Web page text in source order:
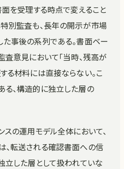
面を受理する時点で変えること
別監査も、長年の開示が市場
事後の系列である。書面ベー
査意見において「当時、残高が
る材料には直接ならない。こ
、構造的に独立した層の
スの運用モデル全体において、
、転送される確認書面への信
立した層として扱われていな